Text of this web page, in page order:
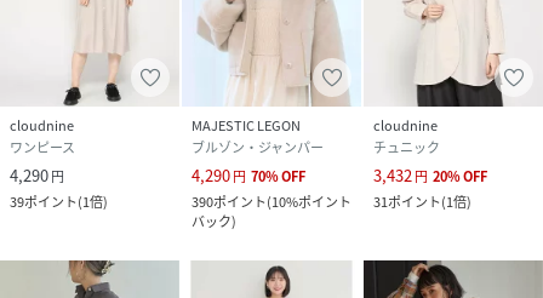
cloudnine
ワンピース
4,290円
39ポイント(1倍)
MAJESTIC LEGON
ブルゾン・ジャンパー
4,290円 70%OFF
390ポイント(10%ポイント
バック)
cloudnine
チュニック
3,432円 20%OFF
31ポイント(1倍)